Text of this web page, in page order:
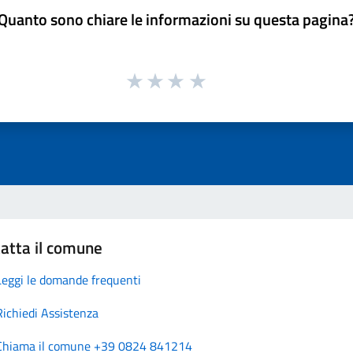
sono chiare le informazioni su questa
il comune
le domande frequenti
Assistenza
il comune +39 0824 841214